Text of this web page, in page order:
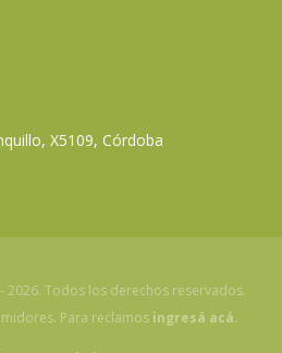
X5109, Córdoba
2026. Todos los derechos reservados.
Para reclamos ingresá acá.